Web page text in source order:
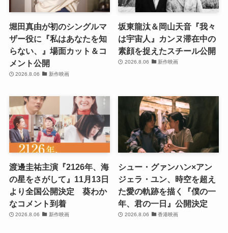
堀田真由が初のシングルマ
ザー役に『私はあなたを知
らない、』場面カット＆コ
メント公開
2026.8.06 新作映画
坂東龍汰＆岡山天音『我々
は宇宙人』カンヌ滞在中の
素顔を捉えたスチール公開
2026.8.06 新作映画
渡邊圭祐主演『2126年、海
の星をさがして』11月13日
より全国公開決定 葵わか
なコメント到着
2026.8.06 新作映画
シュー・グァンハン×アン
ジェラ・ユン、時空を超え
た愛の軌跡を描く『僕の一
年、君の一日』公開決定
2026.8.06 香港映画